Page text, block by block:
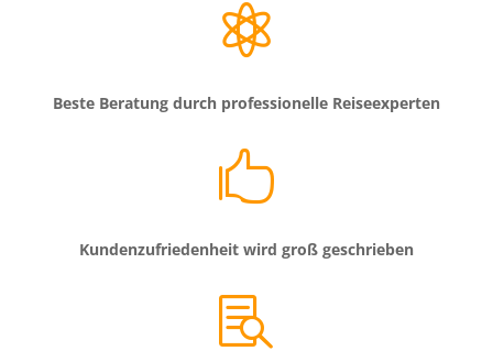

Beste Beratung durch professionelle Reiseexperten

Kundenzufriedenheit wird groß geschrieben
